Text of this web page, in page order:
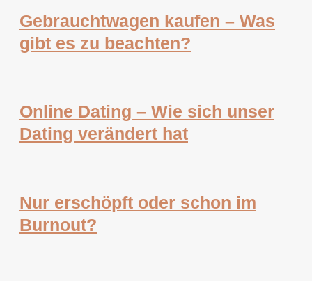
Gebrauchtwagen kaufen – Was
gibt es zu beachten?
Online Dating – Wie sich unser
Dating verändert hat
Nur erschöpft oder schon im
Burnout?